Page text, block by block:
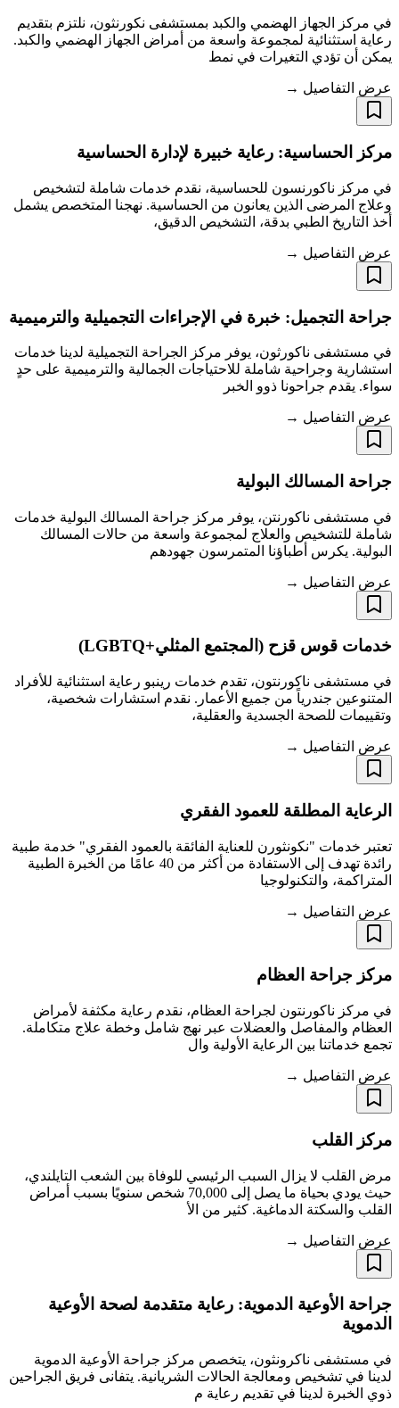
في مركز الجهاز الهضمي والكبد بمستشفى نكورنثون، نلتزم بتقديم
رعاية استثنائية لمجموعة واسعة من أمراض الجهاز الهضمي والكبد.
يمكن أن تؤدي التغيرات في نمط
عرض التفاصيل →
مركز الحساسية: رعاية خبيرة لإدارة الحساسية
في مركز ناكورنسون للحساسية، نقدم خدمات شاملة لتشخيص
وعلاج المرضى الذين يعانون من الحساسية. نهجنا المتخصص يشمل
أخذ التاريخ الطبي بدقة، التشخيص الدقيق،
عرض التفاصيل →
جراحة التجميل: خبرة في الإجراءات التجميلية والترميمية​​​​​​​
في مستشفى ناكورثون، يوفر مركز الجراحة التجميلية لدينا خدمات
استشارية وجراحية شاملة للاحتياجات الجمالية والترميمية على حدٍ
سواء. يقدم جراحونا ذوو الخبر
عرض التفاصيل →
جراحة المسالك البولية
في مستشفى ناكورنتن، يوفر مركز جراحة المسالك البولية خدمات
شاملة للتشخيص والعلاج لمجموعة واسعة من حالات المسالك
البولية. يكرس أطباؤنا المتمرسون جهودهم
عرض التفاصيل →
خدمات قوس قزح (المجتمع المثلي+LGBTQ)
في مستشفى ناكورنتون، تقدم خدمات رينبو رعاية استثنائية للأفراد
المتنوعين جندرياً من جميع الأعمار. نقدم استشارات شخصية،
وتقييمات للصحة الجسدية والعقلية،
عرض التفاصيل →
الرعاية المطلقة للعمود الفقري
تعتبر خدمات "نكونثورن للعناية الفائقة بالعمود الفقري" خدمة طبية
رائدة تهدف إلى الاستفادة من أكثر من 40 عامًا من الخبرة الطبية
المتراكمة، والتكنولوجيا
عرض التفاصيل →
مركز جراحة العظام
في مركز ناكورنتون لجراحة العظام، نقدم رعاية مكثفة لأمراض
العظام والمفاصل والعضلات عبر نهج شامل وخطة علاج متكاملة.
تجمع خدماتنا بين الرعاية الأولية وال
عرض التفاصيل →
مركز القلب
مرض القلب لا يزال السبب الرئيسي للوفاة بين الشعب التايلندي،
حيث يودي بحياة ما يصل إلى 70,000 شخص سنويًا بسبب أمراض
القلب والسكتة الدماغية. كثير من الأ
عرض التفاصيل →
جراحة الأوعية الدموية: رعاية متقدمة لصحة الأوعية
الدموية
في مستشفى ناكرونثون، يتخصص مركز جراحة الأوعية الدموية
لدينا في تشخيص ومعالجة الحالات الشريانية. يتفانى فريق الجراحين
ذوي الخبرة لدينا في تقديم رعاية م